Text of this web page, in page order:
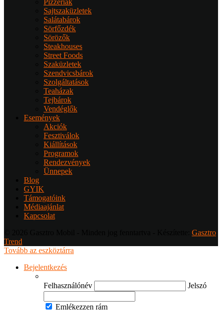
Pizzériák
Sajtszaküzletek
Salátabárok
Sörfőzdék
Sörözők
Steakhouses
Street Foods
Szaküzletek
Szendvicsbárok
Szolgáltatások
Teaházak
Tejbárok
Vendéglők
Események
Akciók
Fesztiválok
Kiállítások
Programok
Rendezvények
Ünnepek
Blog
GYIK
Támogatóink
Médiaajánlat
Kapcsolat
Gasztro
Trend
Tovább az eszköztárra
Bejelentkezés
Felhasználónév Jelszó
Emlékezzen rám